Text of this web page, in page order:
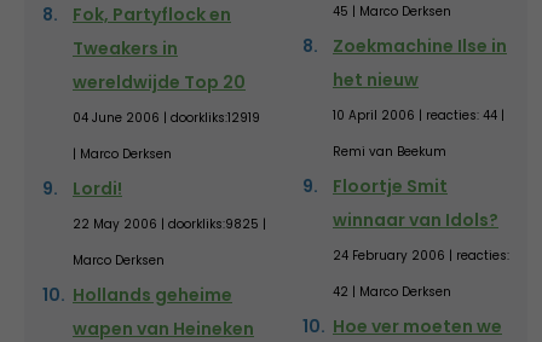
Fok, Partyflock en
Tweakers in
wereldwijde Top 20
04 June 2006 | doorkliks:12919
| Marco Derksen
Lordi!
22 May 2006 | doorkliks:9825 |
Marco Derksen
Hollands geheime
wapen van Heineken
45 | Marco Derksen
Zoekmachine Ilse in
het nieuw
10 April 2006 | reacties: 44 |
Remi van Beekum
Floortje Smit
winnaar van Idols?
24 February 2006 | reacties:
42 | Marco Derksen
Hoe ver moeten we